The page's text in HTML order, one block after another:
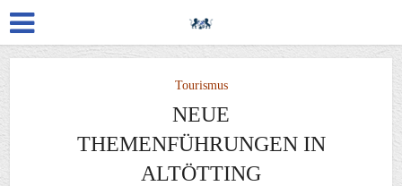
Tourismus
NEUE
THEMENFÜHRUNGEN IN
ALTÖTTING